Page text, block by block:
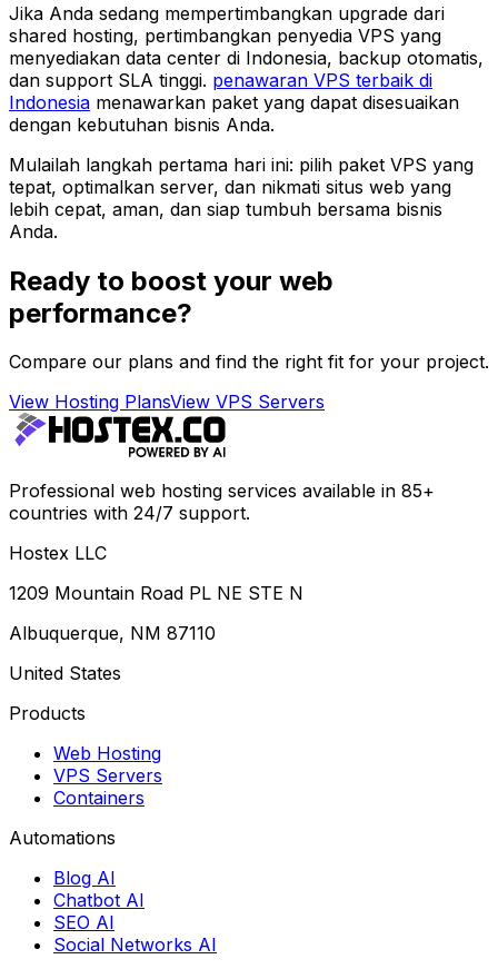
Jika Anda sedang mempertimbangkan upgrade dari
shared hosting, pertimbangkan penyedia VPS yang
menyediakan data center di Indonesia, backup otomatis,
dan support SLA tinggi. penawaran VPS terbaik di
Indonesia menawarkan paket yang dapat disesuaikan
dengan kebutuhan bisnis Anda.
Mulailah langkah pertama hari ini: pilih paket VPS yang
tepat, optimalkan server, dan nikmati situs web yang
lebih cepat, aman, dan siap tumbuh bersama bisnis
Anda.
Ready to boost your web
performance?
Compare our plans and find the right fit for your project.
View Hosting PlansView VPS Servers
Professional web hosting services available in 85+
countries with 24/7 support.
Hostex LLC
1209 Mountain Road PL NE STE N
Albuquerque, NM 87110
United States
Products
Web Hosting
VPS Servers
Containers
Automations
Blog AI
Chatbot AI
SEO AI
Social Networks AI